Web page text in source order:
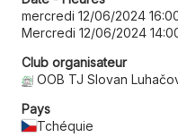
mercredi 12/06/2024
Mercredi 12/06/2024
Club organisateur
OOB TJ Slovan
Pays
Tchéquie